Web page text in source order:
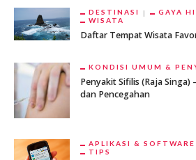
DESTINASI GAYA
WISATA
Daftar Tempat Wisata
KONDISI UMUM &
Penyakit Sifilis (Raja Singa)
dan Pencegahan
APLIKASI & SOFTWARE
TIPS